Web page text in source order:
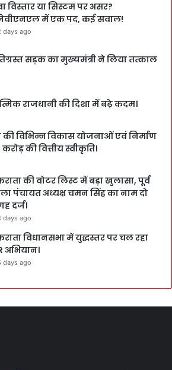
विस्तार या सिस्टम पर असर?
में एक पद, कई सवाल!
days ago
सड़क का मुख्यमंत्री ने लिया तत्काल
राजधानी की दिशा में बढ़े कदम।
की विभिन्न विकास योजनाओं एवं निर्माण
करोड़ की वित्तीय स्वीकृति।
की वोटर लिस्ट में बड़ा खुलासा, पूर्व
पंचायत अध्यक्ष चमन सिंह का नाम दो
दर्ज।
days ago
विधानसभा में युद्धस्तर पर चल रहा
अभियान।
days ago